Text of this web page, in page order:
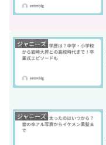
ジャニーズ
ジャニーズ